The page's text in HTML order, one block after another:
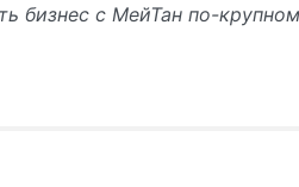
бизнес с МейТан по-